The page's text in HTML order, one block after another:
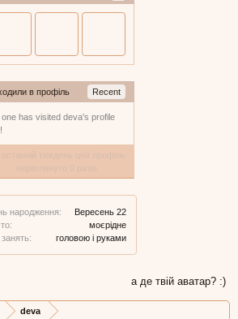
в профіль Recent
one has visited deva's profile
народження:
Вересень 22
моєрідне
занять:
головою і руками
а де твій аватар? :)
deva